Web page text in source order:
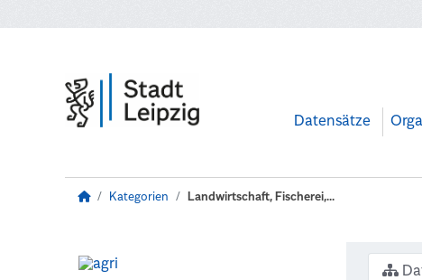
Datensätze
Kategorien Landwirtschaft, Fischerei,...